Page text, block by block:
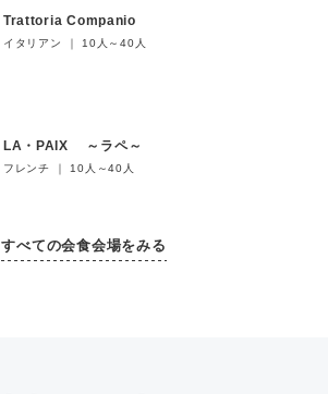
Trattoria Companio
イタリアン ｜ 10人～40人
LA・PAIX ～ラペ～
フレンチ ｜ 10人～40人
すべての会食会場をみる